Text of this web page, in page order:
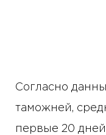
Согласно
таможней,
первые 20